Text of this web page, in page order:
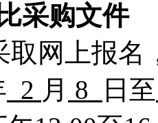
采购文件
取网上报名
2 月 8
日至